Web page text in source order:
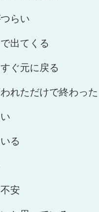
らい
出てくる
ぐ元に戻る
れただけで終わった
る
安